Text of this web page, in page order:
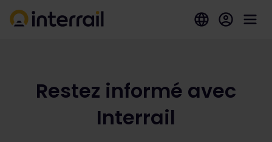
Restez informé avec
Interrail